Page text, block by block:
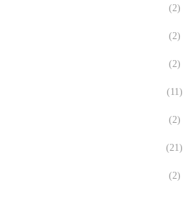
(2)
(2)
(2)
(11)
(2)
(21)
(2)